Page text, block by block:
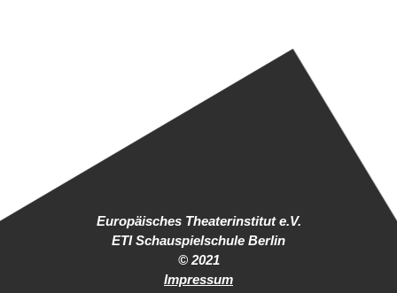
Europäisches Theaterinstitut e.V.
ETI Schauspielschule Berlin
© 2021
Impressum